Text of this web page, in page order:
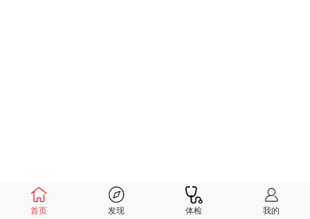
首页 发现 体检 我的